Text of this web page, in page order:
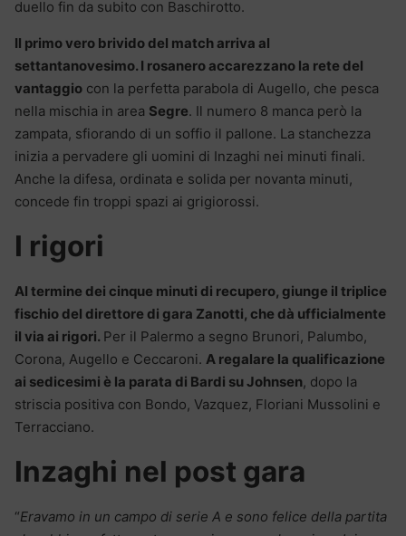
duello fin da subito con Baschirotto.
Il primo vero brivido del match arriva al
settantanovesimo. I rosanero accarezzano la rete del
vantaggio con la perfetta parabola di Augello, che pesca
nella mischia in area Segre. Il numero 8 manca però la
zampata, sfiorando di un soffio il pallone. La stanchezza
inizia a pervadere gli uomini di Inzaghi nei minuti finali.
Anche la difesa, ordinata e solida per novanta minuti,
concede fin troppi spazi ai grigiorossi.
I rigori
Al termine dei cinque minuti di recupero, giunge il triplice
fischio del direttore di gara Zanotti, che dà ufficialmente
il via ai rigori. Per il Palermo a segno Brunori, Palumbo,
Corona, Augello e Ceccaroni. A regalare la qualificazione
ai sedicesimi è la parata di Bardi su Johnsen, dopo la
striscia positiva con Bondo, Vazquez, Floriani Mussolini e
Terracciano.
Inzaghi nel post gara
“Eravamo in un campo di serie A e sono felice della partita